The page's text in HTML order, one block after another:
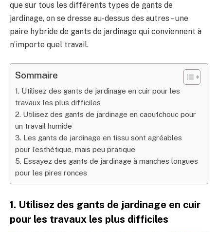
que sur tous les différents types de gants de
jardinage, on se dresse au-dessus des autres – une
paire hybride de gants de jardinage qui conviennent à
n’importe quel travail.
Sommaire
1. Utilisez des gants de jardinage en cuir pour les
travaux les plus difficiles
2. Utilisez des gants de jardinage en caoutchouc pour
un travail humide
3. Les gants de jardinage en tissu sont agréables
pour l’esthétique, mais peu pratique
5. Essayez des gants de jardinage à manches longues
pour les pires ronces
1. Utilisez des gants de jardinage en cuir
pour les travaux les plus difficiles